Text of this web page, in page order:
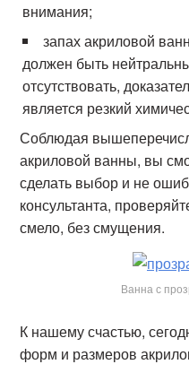
внимания;
запах акриловой
должен быть
отсутствовать,
является резкий
Соблюдая
акриловой ванны, вы
сделать выбор и не
консультанта,
смело, без смущения.
Ванна с
К нашему счастью,
форм и размеров